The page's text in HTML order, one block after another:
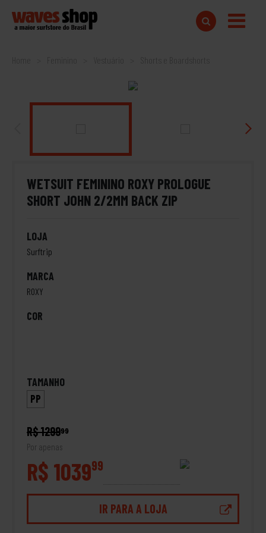
Home Feminino
WETSUIT FEMININO ROXY PROLOGUE
SHORT JOHN 2/2MM BACK ZIP
LOJA
Surftrip
MARCA
ROXY
COR
TAMANHO
PP
R$ 129999
Por apenas
R$ 103999
IR PARA A LOJA